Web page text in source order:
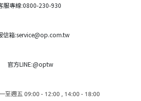
服專線:0800-230-930
信箱:service@op.com.tw
官方LINE:@optw
至週五 09:00 - 12:00 , 14:00 - 18:00